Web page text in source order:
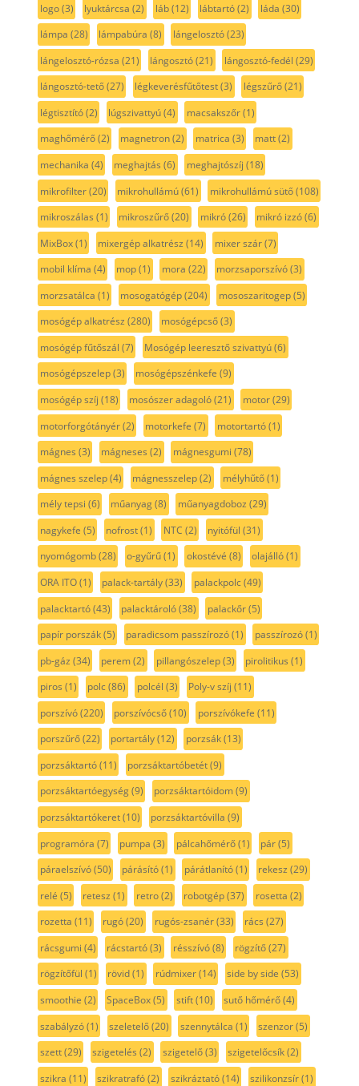
logo(3) lyuktárcsa (2) láb(12) lábtartó(2) láda (30)
lámpa (28) lámpabúra (8) lángelosztó(23)
lángelosztó-rózsa (21) lángosztó(21) lángosztó-fedél (29)
lángosztó-tető(27) légkeverésfűtőtest(3) légszűrő(21)
légtisztító(2) lúgszivattyú(4) macsakszőr(1)
maghőmérő(2) magnetron(2) matrica (3) matt(2)
mechanika (4) meghajtás (6) meghajtószíj (18)
mikrofilter(20) mikrohullámú(61) mikrohullámú sütő(108)
mikroszálas (1) mikroszűrő(20) mikró(26) mikró izzó(6)
MixBox(1) mixergép alkatrész (14) mixer szár(7)
mobil klíma (4) mop(1) mora (22) morzsaporszívó(3)
morzsatálca (1) mosogatógép(204) mososzaritogep(5)
mosógép alkatrész (280) mosógépcső(3)
mosógép fűtőszál (7) Mosógép leeresztő szivattyú(6)
mosógépszelep(3) mosógépszénkefe (9)
mosógép szíj (18) mosószer adagoló(21) motor(29)
motorforgótányér(2) motorkefe (7) motortartó(1)
mágnes (3) mágneses (2) mágnesgumi (78)
mágnes szelep(4) mágnesszelep(2) mélyhűtő(1)
mély tepsi (6) műanyag(8) műanyagdoboz (29)
nagykefe (5) nofrost(1) NTC (2) nyitófül (31)
nyomógomb(28) o-gyűrű(1) okostévé (8) olajálló(1)
ORA ITO(1) palack-tartály(33) palackpolc(49)
palacktartó(43) palacktároló(38) palackőr(5)
papír porszák(5) paradicsom passzírozó(1) passzírozó(1)
pb-gáz (34) perem(2) pillangószelep(3) pirolitikus (1)
piros (1) polc(86) polcél (3) Poly-v szíj (11)
porszívó(220) porszívócső(10) porszívókefe (11)
porszűrő(22) portartály(12) porzsák(13)
porzsáktartó(11) porzsáktartóbetét(9)
porzsáktartóegység(9) porzsáktartóidom(9)
porzsáktartókeret(10) porzsáktartóvilla (9)
programóra (7) pumpa (3) pálcahőmérő(1) pár(5)
páraelszívó(50) párásító(1) párátlanító(1) rekesz (29)
relé (5) retesz (1) retro(2) robotgép(37) rosetta (2)
rozetta (11) rugó(20) rugós-zsanér(33) rács (27)
rácsgumi (4) rácstartó(3) résszívó(8) rögzítő(27)
rögzítőfül (1) rövid(1) rúdmixer(14) side by side (53)
smoothie (2) SpaceBox(5) stift(10) sutő hőmérő(4)
szabályzó(1) szeletelő(20) szennytálca (1) szenzor(5)
szett(29) szigetelés (2) szigetelő(3) szigetelőcsík(2)
szikra (11) szikratrafó(2) szikráztató(14) szilikonzsír(1)